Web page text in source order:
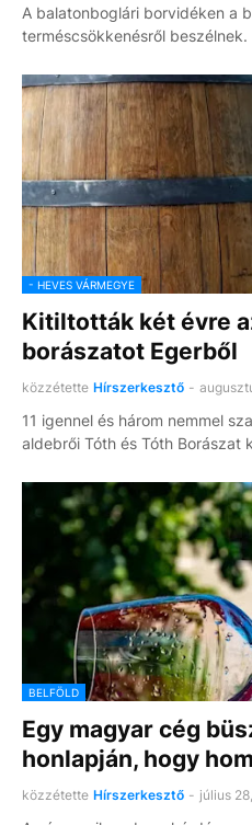
A balatonboglári borvidéken a
terméscsökkenésről
- HEVES VÁRMEGYE
Kitiltották két évre
borászatot Egerből
közzétette Hírszerkesztő -
11 igennel és három nemmel
aldebrői Tóth és Tóth Borászat
BELFÖLD
Egy magyar cég
honlapján, hogy
közzétette Hírszerkesztő - július